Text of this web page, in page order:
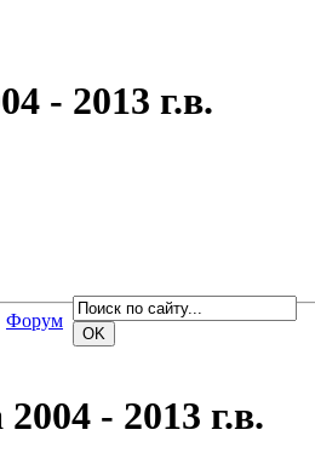
- 2013 г.в.
Форум
- 2013 г.в.